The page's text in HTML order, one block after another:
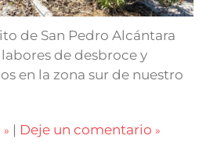
de San Pedro Alcántara
de desbroce y
en la zona sur de nuestro
| Deje un comentario